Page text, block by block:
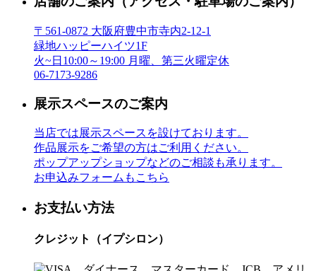
〒561-0872 大阪府豊中市寺内2-12-1
緑地ハッピーハイツ1F
火~日10:00～19:00 月曜、第三火曜定休
06-7173-9286
展示スペースのご案内
当店では展示スペースを設けております。
作品展示をご希望の方はご利用ください。
ポップアップショップなどのご相談も承ります。
お申込みフォームもこちら
お支払い方法
クレジット（イプシロン）